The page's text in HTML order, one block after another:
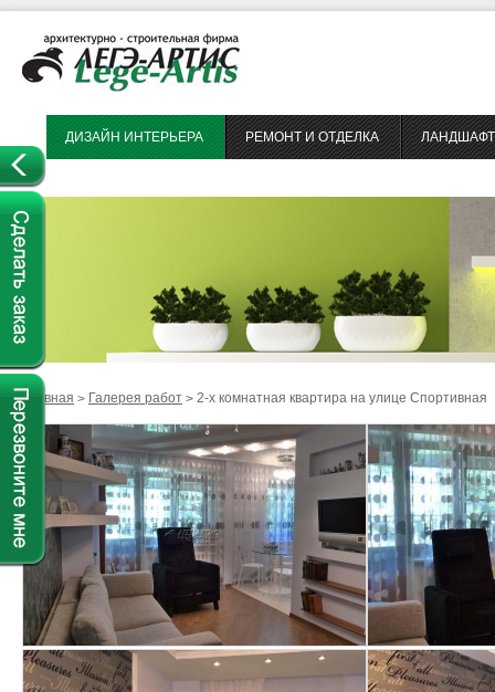
ДИЗАЙН ИНТЕРЬЕРА РЕМОНТ И ОТДЕЛКА
Главная > Галерея работ > 2-х комнатная квартира на улице Спортивная